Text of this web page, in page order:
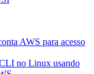
AWS para acesso
no Linux usando